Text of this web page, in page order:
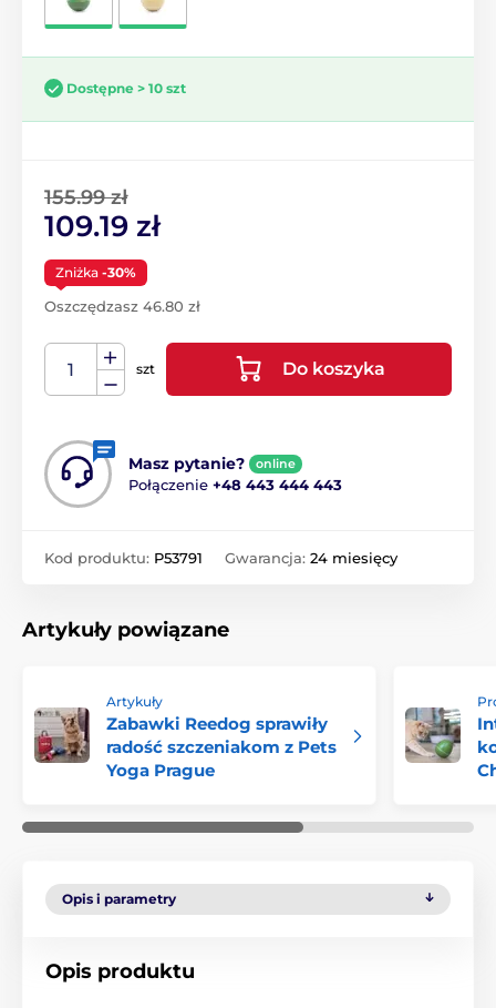
Dostępne > 10 szt
155.99 zł
109.19 zł
Zniżka -30%
Oszczędzasz 46.80 zł
szt Do koszyka
Masz pytanie? online
Połączenie +48 443 444 443
Kod produktu: P53791 Gwarancja: 24 miesięcy
Artykuły powiązane
Artykuły
Zabawki Reedog sprawiły
radość szczeniakom z Pets
Yoga Prague
Opis i parametry
Opis produktu